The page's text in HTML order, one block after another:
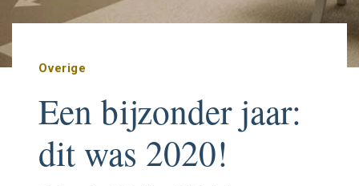
Overige
Een bijzonder jaar:
dit was 2020!